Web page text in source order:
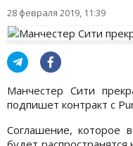
28 февраля 2019, 11:39
Манчестер Сити
подпишет контракт с
Соглашение, которое